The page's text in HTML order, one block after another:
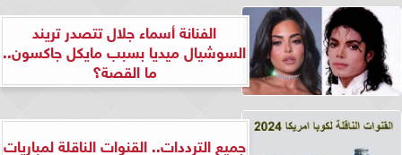
الفنانة أسماء جلال تتصدر تريند
السوشيال ميديا بسبب مايكل جاكسون..
ما القصة؟
جميع الترددات.. القنوات الناقلة لمباريات